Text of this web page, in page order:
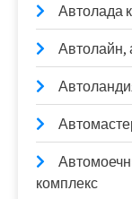
Автолада
Автолайн,
комплекс